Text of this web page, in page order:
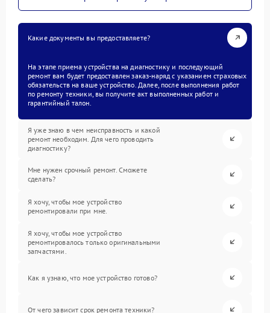
Какие документы вы предоставляете?
На этапе приема устройства на диагностику и последующий
ремонт вам будет предоставлен заказ-наряд с указанием страховых
обязательств на ваше устройство. Далее, после выполнения работ
по ремонту техники, вы получите акт выполненных работ и
гарантийный талон.
Я уже знаю в чем неисправность и какой
ремонт необходим. Для чего проводить
диагностику?
Мне нужен срочный ремонт. Сможете
сделать?
Я хочу, чтобы мое устройство
ремонтировали при мне.
Я хочу, чтобы мое устройство
ремонтировалось только оригинальными
запчастями.
Как я узнаю, что мое устройство готово?
От чего зависит срок ремонта техники?